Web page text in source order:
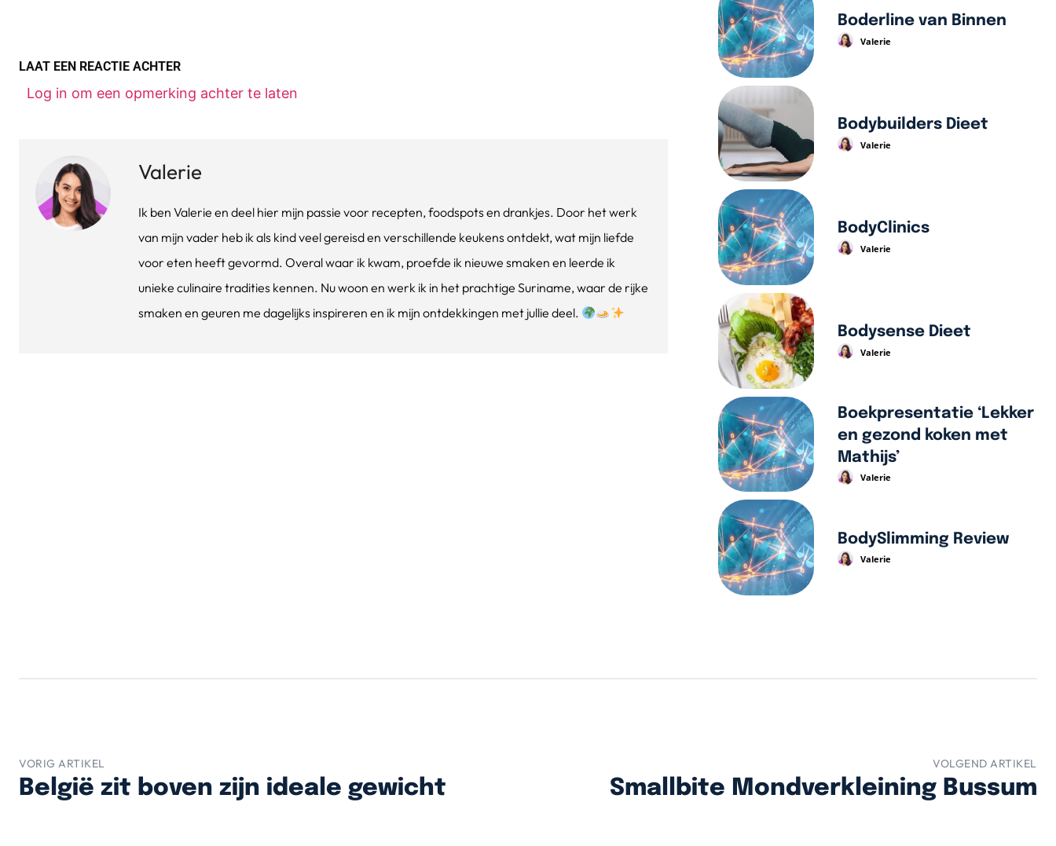
LAAT EEN REACTIE ACHTER
Log in om een opmerking achter te laten
Valerie
Ik ben Valerie en deel hier mijn passie voor recepten, foodspots en drankjes. Door het werk
van mijn vader heb ik als kind veel gereisd en verschillende keukens ontdekt, wat mijn liefde
voor eten heeft gevormd. Overal waar ik kwam, proefde ik nieuwe smaken en leerde ik
unieke culinaire tradities kennen. Nu woon en werk ik in het prachtige Suriname, waar de rijke
smaken en geuren me dagelijks inspireren en ik mijn ontdekkingen met jullie deel.
Boderline van Binnen
Valerie
Bodybuilders Dieet
Valerie
BodyClinics
Valerie
Bodysense Dieet
Valerie
Boekpresentatie ‘Lekker
en gezond koken met
Mathijs’
Valerie
BodySlimming Review
Valerie
VORIG ARTIKEL
België zit boven zijn ideale gewicht
VOLGEND ARTIKEL
Smallbite Mondverkleining Bussum